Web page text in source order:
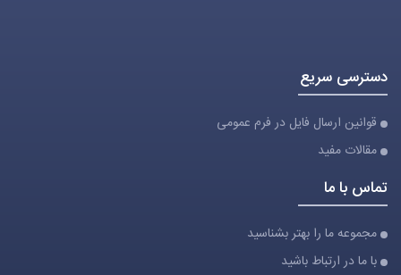
دسترسی سریع
قوانین ارسال فایل در فرم عمومی
مقالات مفید
تماس با ما
مجموعه ما را بهتر بشناسید
با ما در ارتباط باشید